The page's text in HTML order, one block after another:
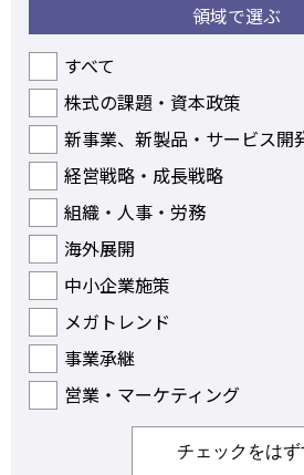
領域で選ぶ
すべて
株式の課題・資本政策
新事業、新製品・サービス開
経営戦略・成長戦略
組織・人事・労務
海外展開
中小企業施策
メガトレンド
事業承継
営業・マーケティング